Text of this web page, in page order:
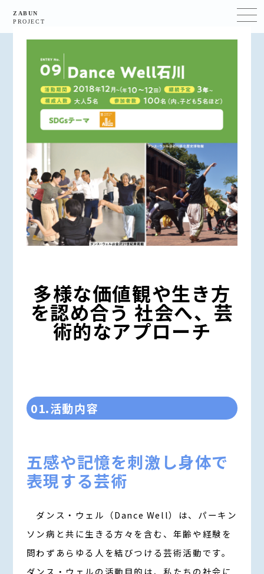
ZABUN
PROJECT
多様な価値観や生き方
を認め合う 社会へ、芸
術的なアプローチ
01.活動内容
五感や記憶を刺激し身体で
表現する芸術
ダンス・ウェル（Dance Well）は、パーキン
ソン病と共に生きる方々を含む、年齢や経験を
問わずあらゆる人を結びつける芸術活動です。
ダンス・ウェルの活動目的は、私たちの社会に